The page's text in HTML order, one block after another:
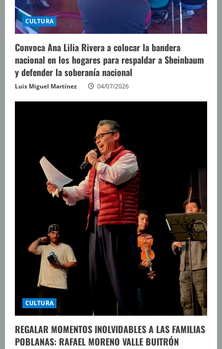
CULTURA
Convoca Ana Lilia Rivera a colocar la bandera
nacional en los hogares para respaldar a Sheinbaum
y defender la soberanía nacional
Luis Miguel Martínez 04/07/2026
CULTURA
REGALAR MOMENTOS INOLVIDABLES A LAS FAMILIAS
POBLANAS: RAFAEL MORENO VALLE BUITRÓN